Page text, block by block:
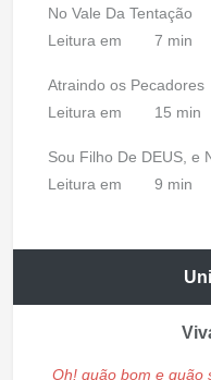
No Vale Da Tentação
Leitura em
7 min
Atraindo os Pecadores
Leitura em
15 min
Sou Filho De DEUS, e
Leitura em
9 min
Oh! quão bom e quão